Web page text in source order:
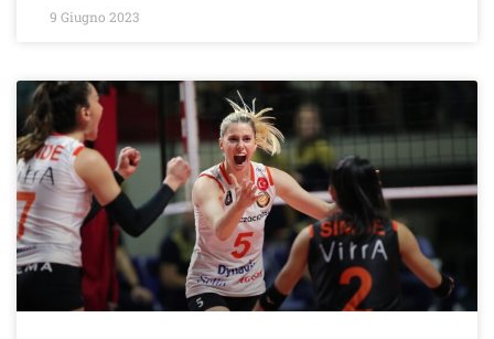
9 Giugno 2023